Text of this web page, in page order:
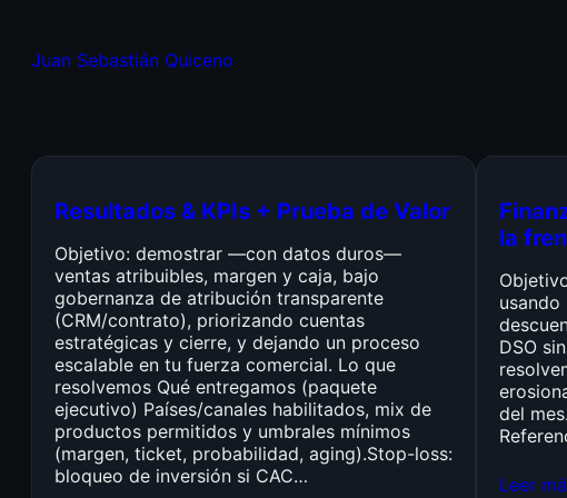
Juan Sebastián Quiceno
Resultados & KPIs + Prueba de Valor
Objetivo: demostrar —con datos duros—
ventas atribuibles, margen y caja, bajo
gobernanza de atribución transparente
(CRM/contrato), priorizando cuentas
estratégicas y cierre, y dejando un proceso
escalable en tu fuerza comercial. Lo que
resolvemos Qué entregamos (paquete
ejecutivo) Países/canales habilitados, mix de
productos permitidos y umbrales mínimos
(margen, ticket, probabilidad, aging).Stop-loss:
bloqueo de inversión si CAC…
la
DSO
del
Leer